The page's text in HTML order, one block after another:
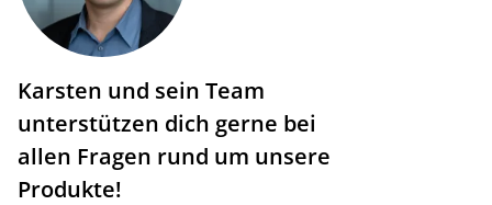
Karsten und sein Team
unterstützen dich gerne bei
allen Fragen rund um unsere
Produkte!